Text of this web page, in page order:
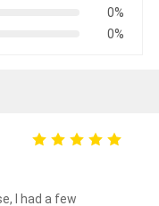
0%
0%
I had a few